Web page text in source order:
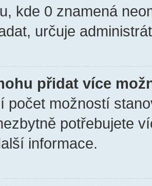
kde 0 znamená
určuje
přidat více
počet možností
potřebujete
informace.